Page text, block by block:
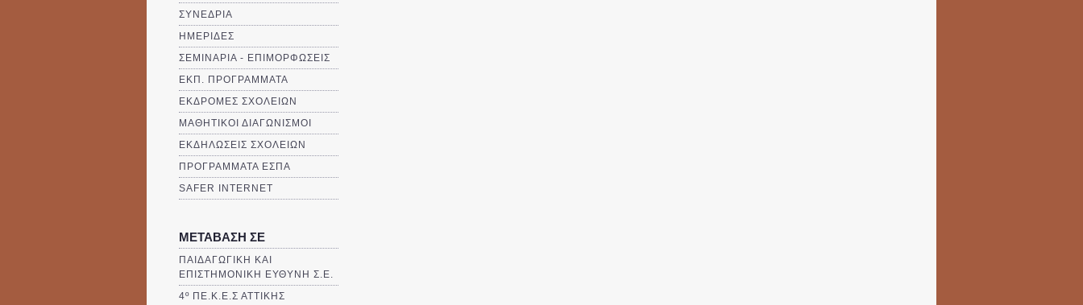
ΣΥΝΕΔΡΙΑ
ΗΜΕΡΙΔΕΣ
ΣΕΜΙΝΑΡΙΑ - ΕΠΙΜΟΡΦΩΣΕΙΣ
ΕΚΠ. ΠΡΟΓΡΑΜΜΑΤΑ
ΕΚΔΡΟΜΕΣ ΣΧΟΛΕΙΩΝ
ΜΑΘΗΤΙΚΟΙ ΔΙΑΓΩΝΙΣΜΟΙ
ΕΚΔΗΛΩΣΕΙΣ ΣΧΟΛΕΙΩΝ
ΠΡΟΓΡΑΜΜΑΤΑ ΕΣΠΑ
SAFER INTERNET
ΜΕΤΑΒΑΣΗ ΣΕ
ΠΑΙΔΑΓΩΓΙΚΗ ΚΑΙ
ΕΠΙΣΤΗΜΟΝΙΚΗ ΕΥΘΥΝΗ Σ.Ε.
4º ΠΕ.Κ.Ε.Σ ΑΤΤΙΚΗΣ